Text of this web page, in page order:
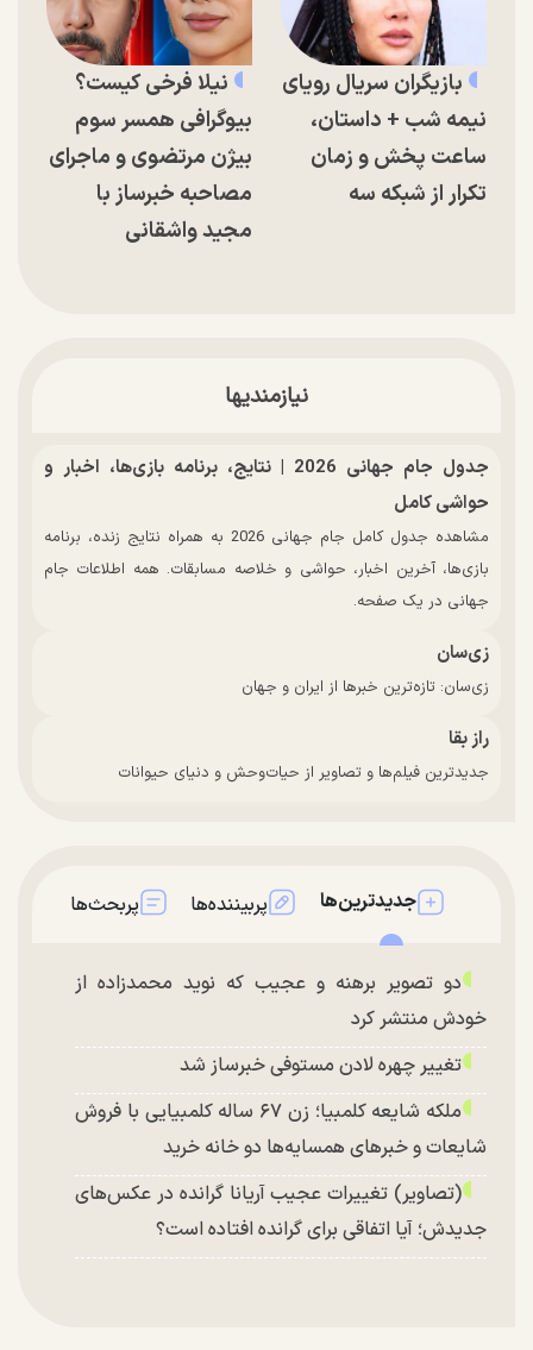
بازیگران سریال رویای
نیمه شب + داستان،
ساعت پخش و زمان
تکرار از شبکه سه
نیلا فرخی کیست؟
بیوگرافی همسر سوم
بیژن مرتضوی و ماجرای
مصاحبه خبرساز با
مجید واشقانی
نیازمندیها
جدول جام جهانی 2026 | نتایج، برنامه بازی‌ها، اخبار و
حواشی کامل
مشاهده جدول کامل جام جهانی 2026 به همراه نتایج زنده، برنامه
بازی‌ها، آخرین اخبار، حواشی و خلاصه مسابقات. همه اطلاعات جام
جهانی در یک صفحه.
زی‌سان
زی‌سان: تازه‌ترین خبرها از ایران و جهان
راز بقا
جدیدترین فیلم‌ها و تصاویر از حیات‌وحش و دنیای حیوانات
جدیدترین‌ها پربیننده‌ها پربحث‌ها
دو تصویر برهنه و عجیب که نوید محمدزاده از
خودش منتشر کرد
تغییر چهره لادن مستوفی خبرساز شد
ملکه شایعه کلمبیا؛ زن ۶۷ ساله کلمبیایی با فروش
شایعات و خبر‌های همسایه‌ها دو خانه خرید
(تصاویر) تغییرات عجیب آریانا گرانده در عکس‌های
جدیدش؛ آیا اتفاقی برای گرانده افتاده است؟